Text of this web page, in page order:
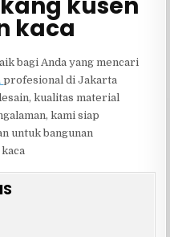
kusen
kaca
bagi Anda yang mencari
profesional di Jakarta
kualitas material
kami siap
untuk bangunan